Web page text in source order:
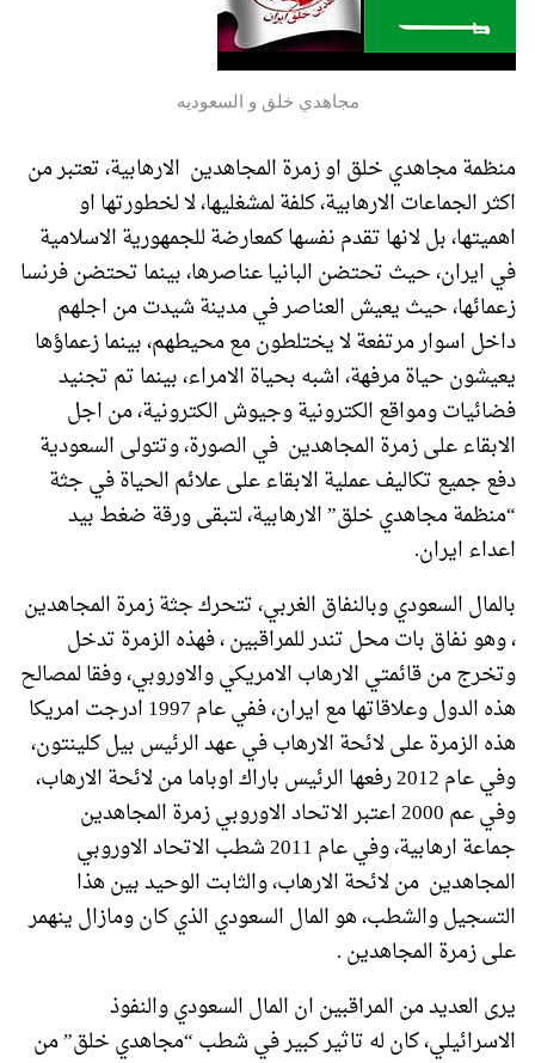
مجاهدي خلق و السعوديه
منظمة مجاهدي خلق او زمرة المجاهدین الارهابية، تعتبر من
اكثر الجماعات الارهابية، كلفة لمشغليها، لا لخطورتها او
اهميتها، بل لانها تقدم نفسها كمعارضة للجمهورية الاسلامية
في ايران، حيث تحتضن البانيا عناصرها، بينما تحتضن فرنسا
زعمائها، حيث يعيش العناصر في مدينة شيدت من اجلهم
داخل اسوار مرتفعة لا يختلطون مع محيطهم، بينما زعماؤها
يعيشون حياة مرفهة، اشبه بحياة الامراء، بينما تم تجنيد
فضائيات ومواقع الكترونية وجيوش الكترونية، من اجل
الابقاء على زمرة المجاهدین في الصورة، وتتولى السعودية
دفع جميع تكاليف عملية الابقاء على علائم الحياة في جثة
“منظمة مجاهدي خلق” الارهابية، لتبقى ورقة ضغط بيد
اعداء ايران.
بالمال السعودي وبالنفاق الغربي، تتحرك جثة زمرة المجاهدین
، وهو نفاق بات محل تندر للمراقبين ، فهذه الزمرة تدخل
وتخرج من قائمتي الارهاب الامريكي والاوروبي، وفقا لمصالح
هذه الدول وعلاقاتها مع ايران، ففي عام 1997 ادرجت امريكا
هذه الزمرة على لائحة الارهاب في عهد الرئيس بيل كلينتون،
وفي عام 2012 رفعها الرئيس باراك اوباما من لائحة الارهاب،
وفي عم 2000 اعتبر الاتحاد الاوروبي زمرة المجاهدین
جماعة ارهابية، وفي عام 2011 شطب الاتحاد الاوروبي
المجاهدین من لائحة الارهاب، والثابت الوحيد بين هذا
التسجيل والشطب، هو المال السعودي الذي كان ومازال ينهمر
على زمرة المجاهدین .
يرى العديد من المراقبين ان المال السعودي والنفوذ
الاسرائيلي، كان له تاثير كبير في شطب “مجاهدي خلق” من